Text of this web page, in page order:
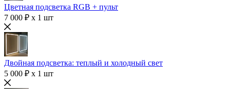
Цветная подсветка RGB + пульт
7 000 ₽ x 1 шт
Двойная подсветка: теплый и холодный свет
5 000 ₽ x 1 шт